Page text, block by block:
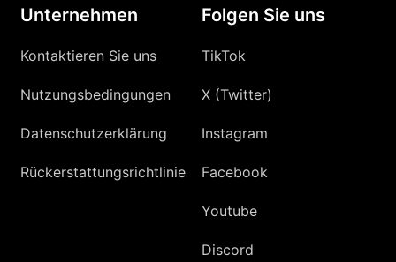
Unternehmen
Kontaktieren Sie uns
Nutzungsbedingungen
Datenschutzerklärung
Rückerstattungsrichtlinie
Folgen Sie uns
TikTok
X (Twitter)
Instagram
Facebook
Youtube
Discord